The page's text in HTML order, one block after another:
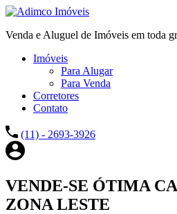
Venda e Aluguel de Imóveis em toda
Imóveis
Para Alugar
Para Venda
Corretores
Contato
(11) - 2693-3926
VENDE-SE ÓTIMA
ZONA LESTE